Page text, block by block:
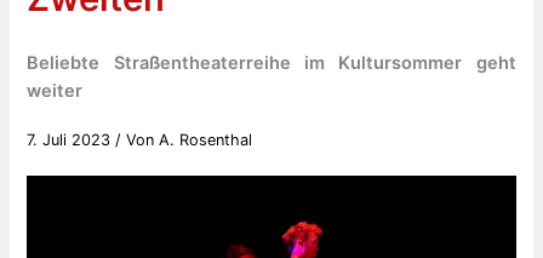
Beliebte Straßentheaterreihe im Kultursommer geht
weiter
7. Juli 2023 / VonA. Rosenthal